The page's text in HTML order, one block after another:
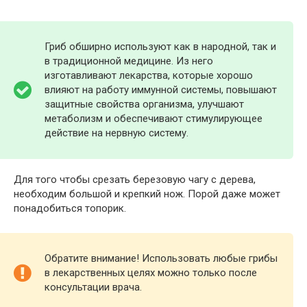
Гриб обширно используют как в народной, так и
в традиционной медицине. Из него
изготавливают лекарства, которые хорошо
влияют на работу иммунной системы, повышают
защитные свойства организма, улучшают
метаболизм и обеспечивают стимулирующее
действие на нервную систему.
Для того чтобы срезать березовую чагу с дерева,
необходим большой и крепкий нож. Порой даже может
понадобиться топорик.
Обратите внимание! Использовать любые грибы
в лекарственных целях можно только после
консультации врача.